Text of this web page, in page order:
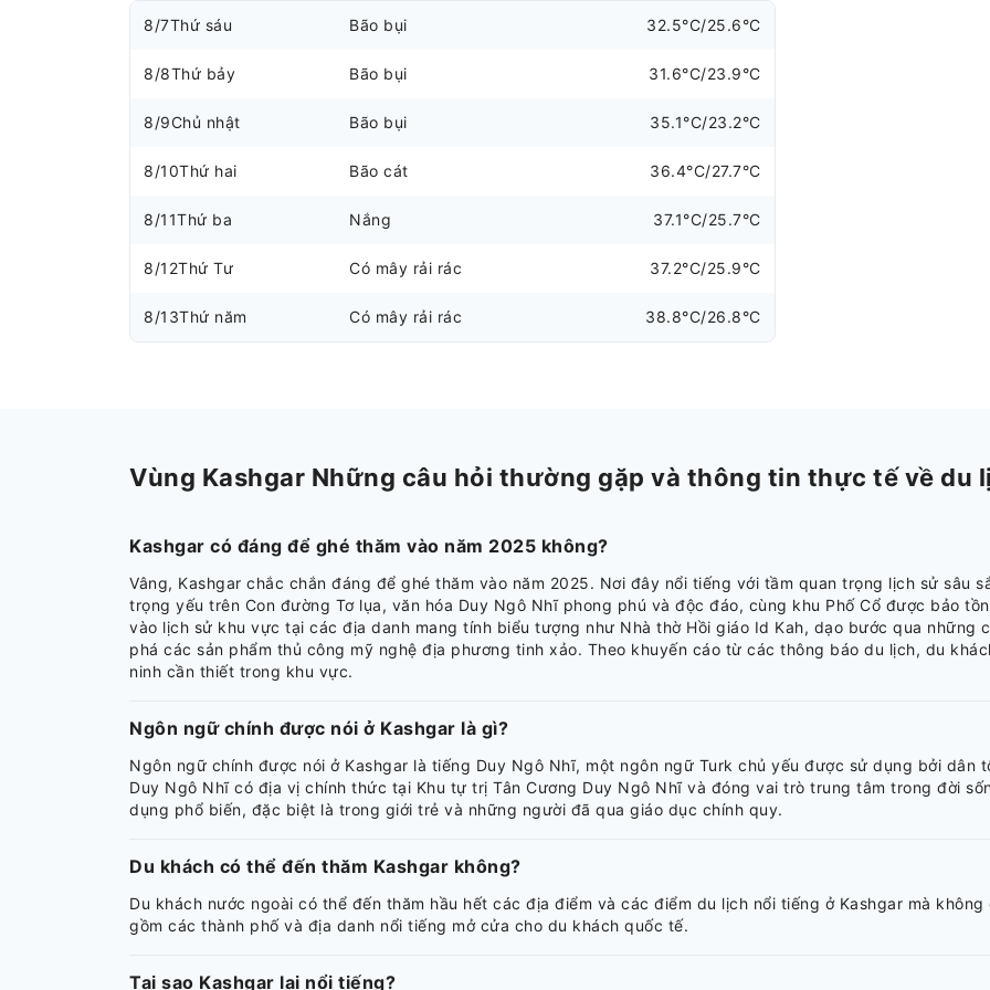
8/7Thứ sáu Bão bụi 32.5°C/25.6°C
8/8Thứ bảy Bão bụi 31.6°C/23.9°C
8/9Chủ nhật Bão bụi 35.1°C/23.2°C
8/10Thứ hai Bão cát 36.4°C/27.7°C
8/11Thứ ba Nắng 37.1°C/25.7°C
8/12Thứ Tư Có mây rải rác 37.2°C/25.9°C
8/13Thứ năm Có mây rải rác 38.8°C/26.8°C
Vùng Kashgar Những câu hỏi thường gặp và thông tin thực tế về du
Kashgar có đáng để ghé thăm vào năm 2025 không?
Vâng, Kashgar chắc chắn đáng để ghé thăm vào năm 2025. Nơi đây nổi tiếng với tầm quan trọng lịch sử sâu
trọng yếu trên Con đường Tơ lụa, văn hóa Duy Ngô Nhĩ phong phú và độc đáo, cùng khu Phố Cổ được bảo
vào lịch sử khu vực tại các địa danh mang tính biểu tượng như Nhà thờ Hồi giáo Id Kah, dạo bước qua những
phá các sản phẩm thủ công mỹ nghệ địa phương tinh xảo. Theo khuyến cáo từ các thông báo du lịch, du
ninh cần thiết trong khu vực.
Ngôn ngữ chính được nói ở Kashgar là gì?
Ngôn ngữ chính được nói ở Kashgar là tiếng Duy Ngô Nhĩ, một ngôn ngữ Turk chủ yếu được sử dụng bởi
Duy Ngô Nhĩ có địa vị chính thức tại Khu tự trị Tân Cương Duy Ngô Nhĩ và đóng vai trò trung tâm trong đời
dụng phổ biến, đặc biệt là trong giới trẻ và những người đã qua giáo dục chính quy.
Du khách có thể đến thăm Kashgar không?
Du khách nước ngoài có thể đến thăm hầu hết các địa điểm và các điểm du lịch nổi tiếng ở Kashgar mà
gồm các thành phố và địa danh nổi tiếng mở cửa cho du khách quốc tế.
Tại sao Kashgar lại nổi tiếng?